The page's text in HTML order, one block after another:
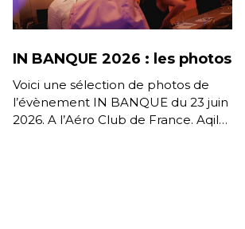
IN BANQUE 2026 : les photos
Voici une sélection de photos de
l’évènement IN BANQUE du 23 juin
2026. A l’Aéro Club de France. Aqil